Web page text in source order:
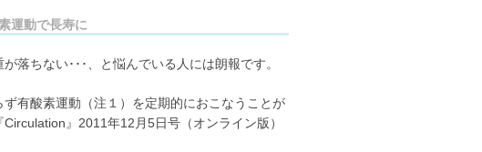
運動で長寿に
落ちない･･･、と悩んでいる人には朗報です。
有酸素運動（注１）を定期的におこなうことが
』2011年12月5日号（オンライン版）